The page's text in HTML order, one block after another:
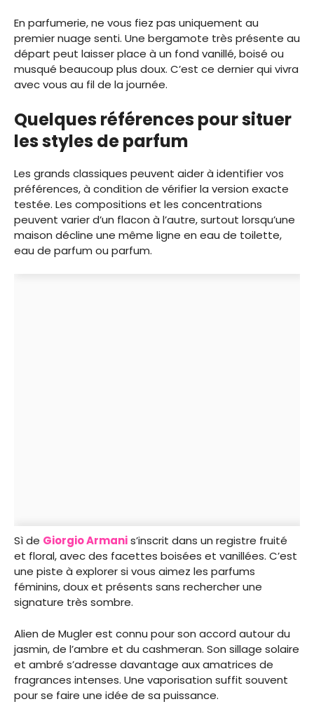
En parfumerie, ne vous fiez pas uniquement au
premier nuage senti. Une bergamote très présente au
départ peut laisser place à un fond vanillé, boisé ou
musqué beaucoup plus doux. C’est ce dernier qui vivra
avec vous au fil de la journée.
Quelques références pour situer
les styles de parfum
Les grands classiques peuvent aider à identifier vos
préférences, à condition de vérifier la version exacte
testée. Les compositions et les concentrations
peuvent varier d’un flacon à l’autre, surtout lorsqu’une
maison décline une même ligne en eau de toilette,
eau de parfum ou parfum.
Sì de Giorgio Armanis’inscrit dans un registre fruité
et floral, avec des facettes boisées et vanillées. C’est
une piste à explorer si vous aimez les parfums
féminins, doux et présents sans rechercher une
signature très sombre.
Alien de Mugler est connu pour son accord autour du
jasmin, de l’ambre et du cashmeran. Son sillage solaire
et ambré s’adresse davantage aux amatrices de
fragrances intenses. Une vaporisation suffit souvent
pour se faire une idée de sa puissance.